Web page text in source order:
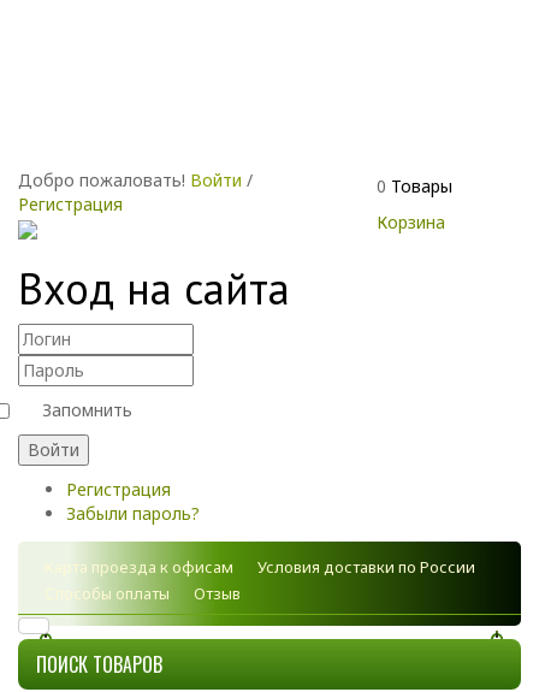
0 Товары
Корзина
Добро пожаловать! Войти /
Регистрация
Вход на сайта
Запомнить
Войти
Регистрация
Забыли пароль?
Карта проезда к офисам
Условия доставки по России
Способы оплаты
Отзыв
ПОИСК ТОВАРОВ